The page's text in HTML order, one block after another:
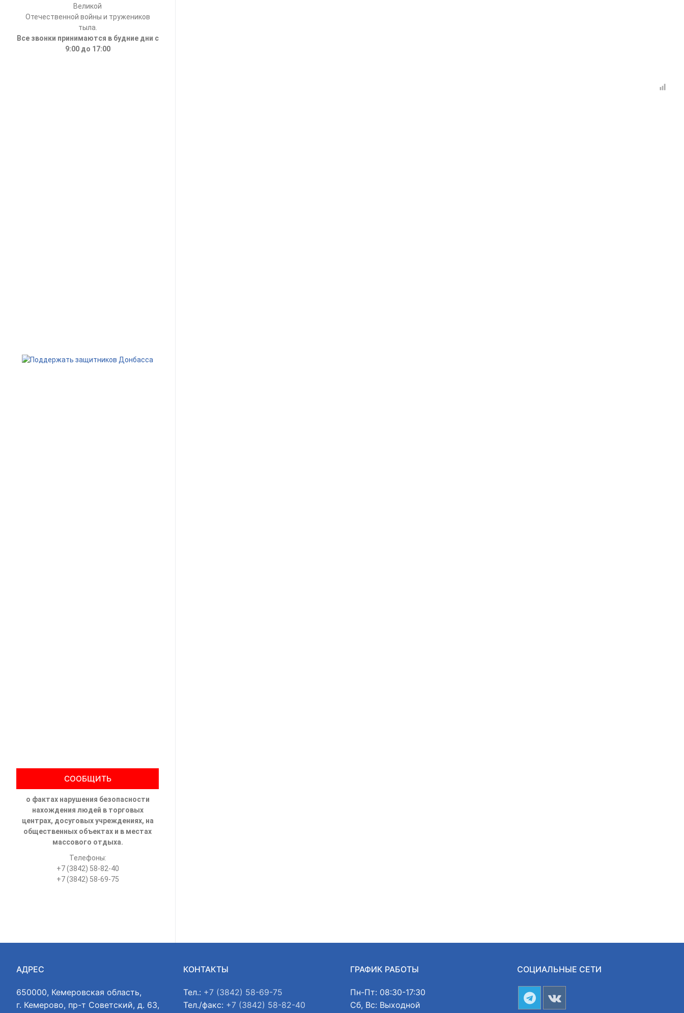
Великой
Отечественной войны и тружеников
тыла.
Все звонки принимаются в будние дни с
9:00 до 17:00
СООБЩИТЬ
о фактах нарушения безопасности
нахождения людей в торговых
центрах, досуговых учреждениях, на
общественных объектах и в местах
массового отдыха.
Телефоны:
+7 (3842) 58-82-40
+7 (3842) 58-69-75
АДРЕС
650000, Кемеровская область,
г. Кемерово, пр-т Советский, д. 63,
КОНТАКТЫ
Тел.: +7 (3842) 58-69-75
Тел./факс: +7 (3842) 58-82-40
ГРАФИК РАБОТЫ
Пн-Пт: 08:30-17:30
Сб, Вс: Выходной
СОЦИАЛЬНЫЕ СЕТИ